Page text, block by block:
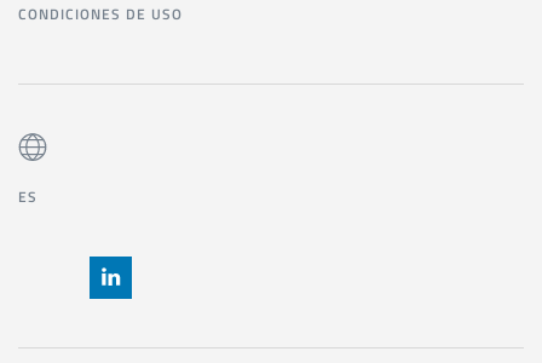
CONDICIONES DE USO
ES